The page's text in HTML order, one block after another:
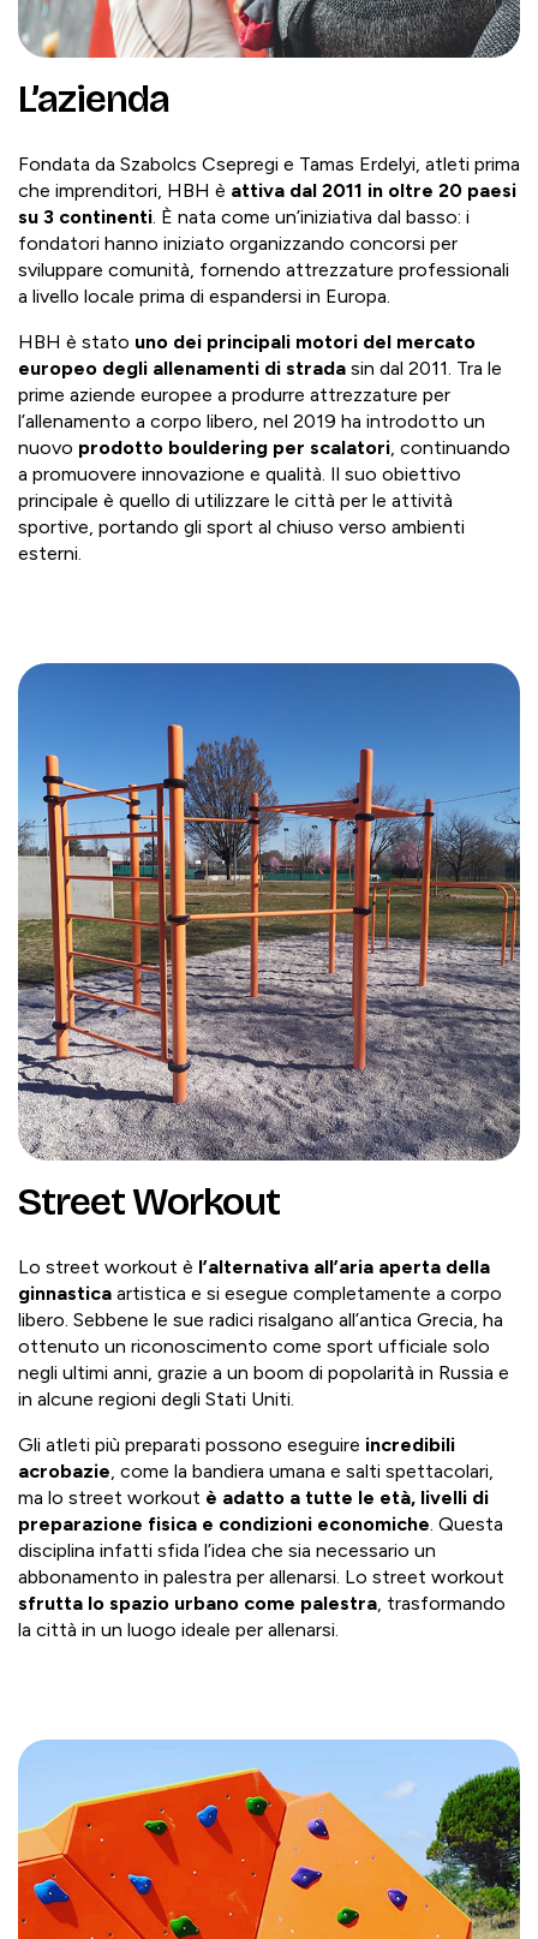
L’azienda
Fondata da Szabolcs Csepregi e Tamas Erdelyi, atleti prima
che imprenditori, HBH è attiva dal 2011 in oltre 20 paesi
su 3 continenti. È nata come un’iniziativa dal basso: i
fondatori hanno iniziato organizzando concorsi per
sviluppare comunità, fornendo attrezzature professionali
a livello locale prima di espandersi in Europa.
HBH è stato uno dei principali motori del mercato
europeo degli allenamenti di strada sin dal 2011. Tra le
prime aziende europee a produrre attrezzature per
l’allenamento a corpo libero, nel 2019 ha introdotto un
nuovo prodotto bouldering per scalatori, continuando
a promuovere innovazione e qualità. Il suo obiettivo
principale è quello di utilizzare le città per le attività
sportive, portando gli sport al chiuso verso ambienti
esterni.
Street Workout
Lo street workout è l’alternativa all’aria aperta della
ginnastica artistica e si esegue completamente a corpo
libero. Sebbene le sue radici risalgano all’antica Grecia, ha
ottenuto un riconoscimento come sport ufficiale solo
negli ultimi anni, grazie a un boom di popolarità in Russia e
in alcune regioni degli Stati Uniti.
Gli atleti più preparati possono eseguire incredibili
acrobazie , come la bandiera umana e salti spettacolari,
ma lo street workout è adatto a tutte le età, livelli di
preparazione fisica e condizioni economiche . Questa
disciplina infatti sfida l’idea che sia necessario un
abbonamento in palestra per allenarsi. Lo street workout
sfrutta lo spazio urbano come palestra , trasformando
la città in un luogo ideale per allenarsi.